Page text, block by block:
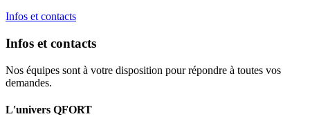
Infos et contacts
Infos et contacts
Nos équipes sont à votre disposition pour répondre à toutes vos
demandes.
L'univers QFORT